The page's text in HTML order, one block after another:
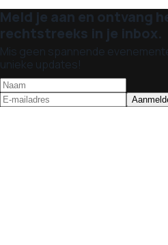
Meld je aan en ontvang
rechtstreeks in je inbox.
Mis geen spannende
unieke updates!